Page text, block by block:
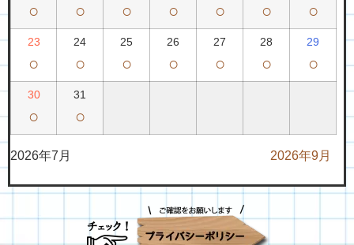
○ ○ ○ ○ ○ ○ ○
23
○
24
○
25
○
26
○
27
○
28
○
29
○
30
○
31
○
2026年7月 2026年9月